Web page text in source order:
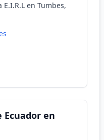
E.I.R.L en Tumbes,
Ecuador en